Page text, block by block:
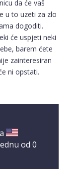
da će vaš
u to uzeti za zlo
dogoditi.
će uspjeti neki
barem ćete
zainteresiran
ni opstati.
od 0